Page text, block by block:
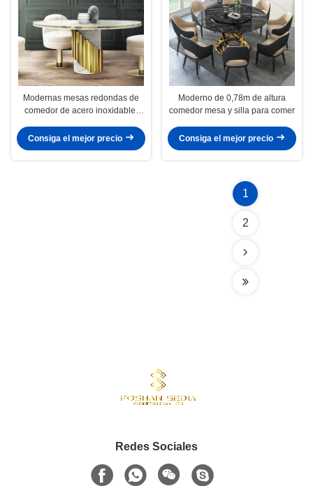
Modernas mesas redondas de
comedor de acero inoxidable,
Consiga el mejor precio
Moderno de 0,78m de altura
comedor mesa y silla para comer
Consiga el mejor precio
1
2
Redes Sociales